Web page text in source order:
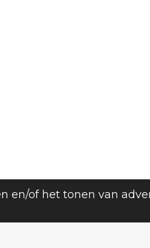
en/of het tonen van